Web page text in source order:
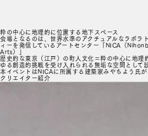
粋の中心に地理的に位置する地下スペース
会場となるのは、世界水準のアクチュアルなラボラ
ィーを発信しているアートセンター「NICA（
Arts）」
歴史的な東京（江戸）の町人文化＝粋の中心に地理
ゆる創造的挑戦を受け入れられる無垢な空間として
本イベントはNICAに所属する建築家みやちよう氏が
クリエイター紹介